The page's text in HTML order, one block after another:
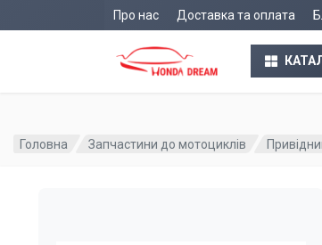
Про нас Доставка та оплата
Головна Запчастини до мотоциклів